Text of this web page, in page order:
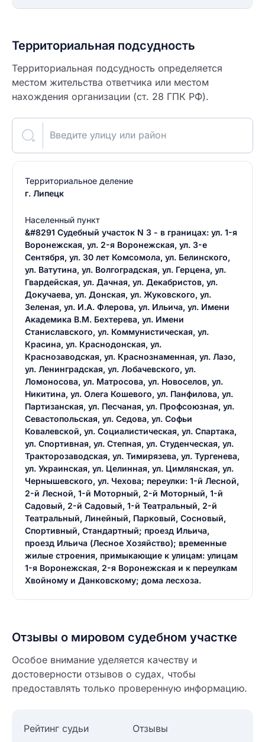
Территориальная подсудность
Территориальная подсудность определяется
местом жительства ответчика или местом
нахождения организации (ст. 28 ГПК РФ).
Введите улицу или район
Территориальное деление
г. Липецк
Населенный пункт
&#8291 Судебный участок N 3 - в границах: ул. 1-я
Воронежская, ул. 2-я Воронежская, ул. 3-е
Сентября, ул. 30 лет Комсомола, ул. Белинского,
ул. Ватутина, ул. Волгоградская, ул. Герцена, ул.
Гвардейская, ул. Дачная, ул. Декабристов, ул.
Докучаева, ул. Донская, ул. Жуковского, ул.
Зеленая, ул. И.А. Флерова, ул. Ильича, ул. Имени
Академика В.М. Бехтерева, ул. Имени
Станиславского, ул. Коммунистическая, ул.
Красина, ул. Краснодонская, ул.
Краснозаводская, ул. Краснознаменная, ул. Лазо,
ул. Ленинградская, ул. Лобачевского, ул.
Ломоносова, ул. Матросова, ул. Новоселов, ул.
Никитина, ул. Олега Кошевого, ул. Панфилова, ул.
Партизанская, ул. Песчаная, ул. Профсоюзная, ул.
Севастопольская, ул. Седова, ул. Софьи
Ковалевской, ул. Социалистическая, ул. Спартака,
ул. Спортивная, ул. Степная, ул. Студенческая, ул.
Тракторозаводская, ул. Тимирязева, ул. Тургенева,
ул. Украинская, ул. Целинная, ул. Цимлянская, ул.
Чернышевского, ул. Чехова; переулки: 1-й Лесной,
2-й Лесной, 1-й Моторный, 2-й Моторный, 1-й
Садовый, 2-й Садовый, 1-й Театральный, 2-й
Театральный, Линейный, Парковый, Сосновый,
Спортивный, Стандартный; проезд Ильича,
проезд Ильича (Лесное Хозяйство); временные
жилые строения, примыкающие к улицам: улицам
1-я Воронежская, 2-я Воронежская и к переулкам
Хвойному и Данковскому; дома лесхоза.
Отзывы о мировом судебном участке
Особое внимание уделяется качеству и
достоверности отзывов о судах, чтобы
предоставлять только проверенную информацию.
Рейтинг судьи Отзывы
Введите свое имя